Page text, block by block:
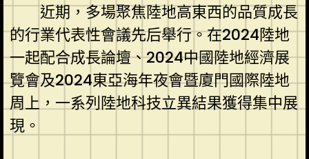
近期，多場聚焦陸地高東西的品質成長
的行業代表性會議先后舉行。在2024陸地
一起配合成長論壇、2024中國陸地經濟展
覽會及2024東亞海年夜會暨廈門國際陸地
周上，一系列陸地科技立異結果獲得集中展
現。